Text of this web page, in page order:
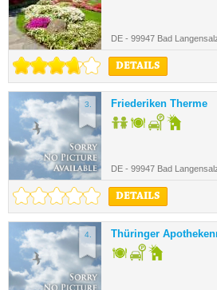
DE - 99947 Bad
DETAILS
3. Friederiken Therme
DE - 99947 Bad
DETAILS
4. Thüringer